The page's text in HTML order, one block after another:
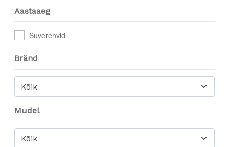
Aastaaeg
Suverehvid
Bränd
Kõik
Mudel
Kõik